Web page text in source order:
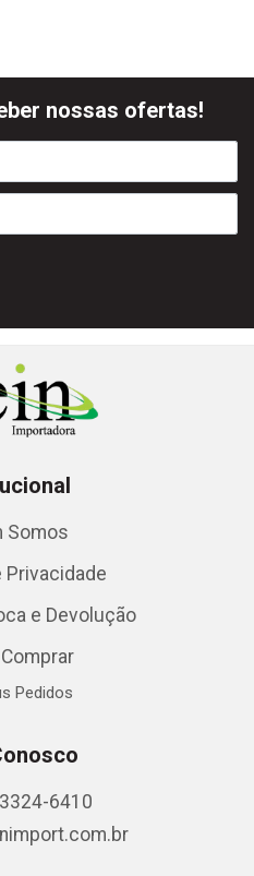
nossas ofertas!
Somos
Privacidade
e Devolução
Pedidos
6410